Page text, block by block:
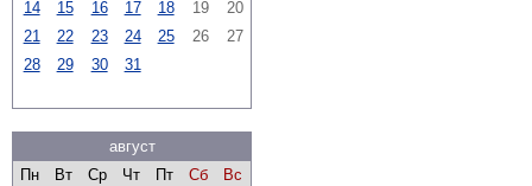
14
15 16 17 18 19
20
21
22 23 24 25 26
27
28
29 30 31
август
Пн
Вт Ср Чт Пт Сб
Вс